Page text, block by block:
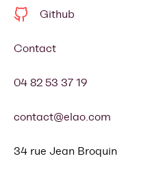
Github
Contact
04 82 53 37 19
contact@elao.com
34 rue Jean Broquin